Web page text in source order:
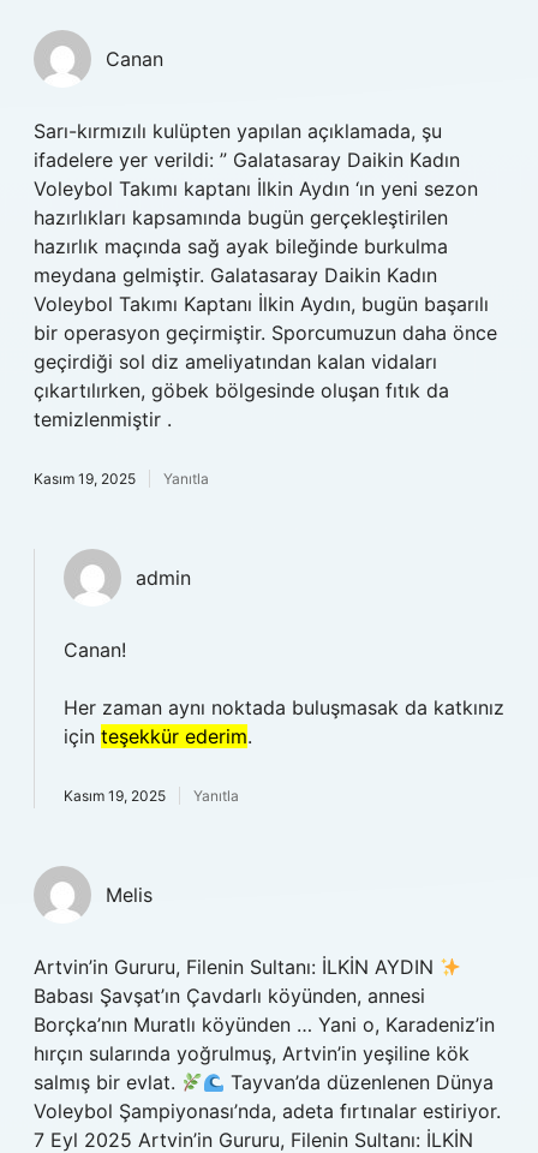
Canan
Sarı-kırmızılı kulüpten yapılan açıklamada, şu
ifadelere yer verildi: ” Galatasaray Daikin Kadın
Voleybol Takımı kaptanı İlkin Aydın ‘ın yeni sezon
hazırlıkları kapsamında bugün gerçekleştirilen
hazırlık maçında sağ ayak bileğinde burkulma
meydana gelmiştir. Galatasaray Daikin Kadın
Voleybol Takımı Kaptanı İlkin Aydın, bugün başarılı
bir operasyon geçirmiştir. Sporcumuzun daha önce
geçirdiği sol diz ameliyatından kalan vidaları
çıkartılırken, göbek bölgesinde oluşan fıtık da
temizlenmiştir .
Kasım 19, 2025 Yanıtla
admin
Canan!
Her zaman aynı noktada buluşmasak da katkınız
için teşekkür ederim.
Kasım 19, 2025 Yanıtla
Melis
Artvin’in Gururu, Filenin Sultanı: İLKİN AYDIN
Babası Şavşat’ın Çavdarlı köyünden, annesi
Borçka’nın Muratlı köyünden … Yani o, Karadeniz’in
hırçın sularında yoğrulmuş, Artvin’in yeşiline kök
salmış bir evlat.
Tayvan’da düzenlenen Dünya
Voleybol Şampiyonası’nda, adeta fırtınalar estiriyor.
7 Eyl 2025 Artvin’in Gururu, Filenin Sultanı: İLKİN